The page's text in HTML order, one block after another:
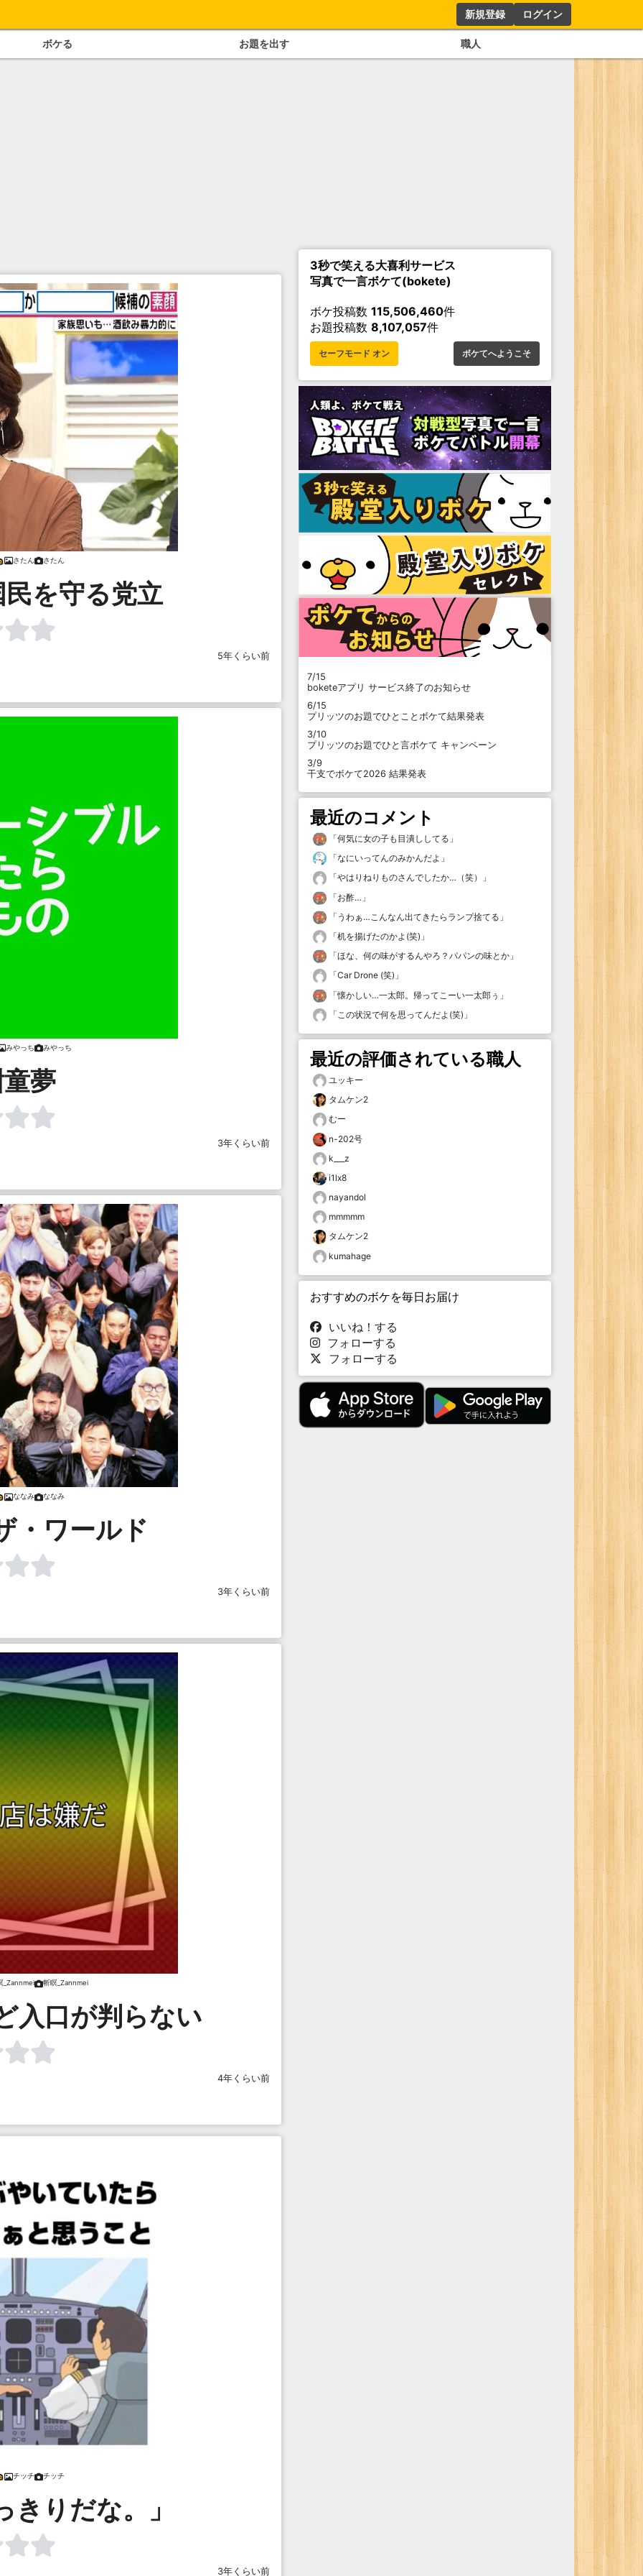
新規登録 ログイン
ボケる お題を出す 職人
さたん さたん
を守る党立
5年くらい前
みやっち みやっち
夢
3年くらい前
ななみ ななみ
・ワールド
3年くらい前
_Zannmei 斬瞑_Zannmei
入口が判らない
4年くらい前
チッチ チッチ
きりだな。」
3年くらい前
3秒で笑える大喜利サービス
写真で一言ボケて(bokete)
ボケ投稿数 115,506,460件
お題投稿数 8,107,057件
セーフモード オン ボケてへようこそ
7/15
boketeアプリ サービス終了のお知らせ
6/15
プリッツのお題でひとことボケて結果発表
3/10
プリッツのお題でひと言ボケて キャンペーン
3/9
干支でボケて2026 結果発表
最近のコメント
「何気に女の子も目潰ししてる 」
「なにいってんのみかんだよ 」
「やはりねりものさんでしたか…（笑）
」
「お酢… 」
「 うわぁ…こんなん出てきたらランプ捨てる 」
「机を揚げたのかよ(笑) 」
「ほな、何の味がするんやろ？パパンの味とか 」
「Car Drone (笑) 」
「懐かしい…一太郎。帰ってこーい一太郎ぅ 」
「 この状況で何を思ってんだよ(笑) 」
最近の評価されている職人
ユッキー
タムケン2
むー
n-202号
k___z
i1lx8
nayandol
mmmmm
タムケン2
kumahage
おすすめのボケを毎日お届け
いいね！する
フォローする
フォローする